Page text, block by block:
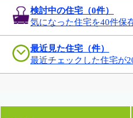
検討中の住宅（0件）
気になった住宅を40件保
最近見た住宅（件）
最近チェックした住宅が